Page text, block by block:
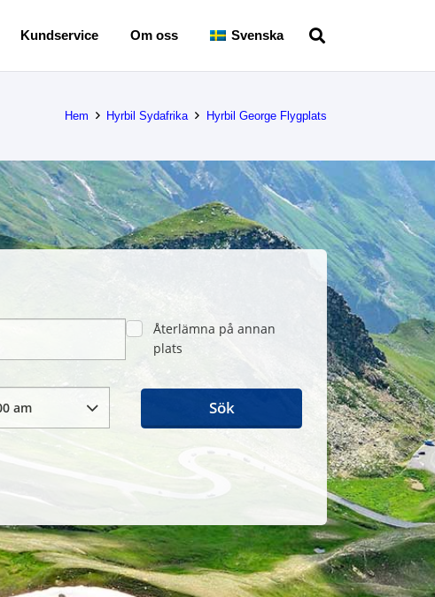
Kundservice Om oss Svenska
Hem Hyrbil Sydafrika Hyrbil George Flygplats
Återlämna på annan
plats
Sök